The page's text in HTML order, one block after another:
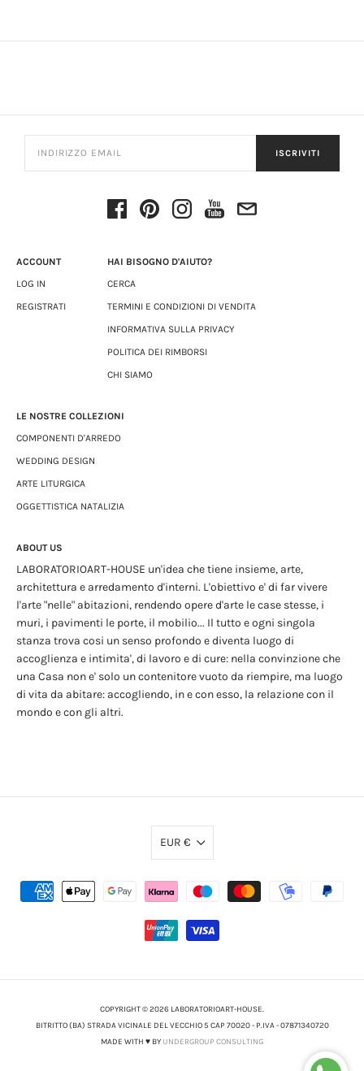
ISCRIVITI
ACCOUNT
LOG IN
REGISTRATI
HAI BISOGNO D'AIUTO?
CERCA
TERMINI E CONDIZIONI DI VENDITA
INFORMATIVA SULLA PRIVACY
POLITICA DEI RIMBORSI
CHI SIAMO
LE NOSTRE COLLEZIONI
COMPONENTI D'ARREDO
WEDDING DESIGN
ARTE LITURGICA
OGGETTISTICA NATALIZIA
ABOUT US
LABORATORIOART-HOUSE un'idea che tiene insieme, arte,
architettura e arredamento d'interni. L'obiettivo e' di far vivere
l'arte "nelle" abitazioni, rendendo opere d'arte le case stesse, i
muri, i pavimenti le porte, il mobilio... Il tutto e ogni singola
stanza trova cosi un senso profondo e diventa luogo di
accoglienza e intimita', di lavoro e di cure: nella convinzione che
una Casa non e' solo un contenitore vuoto da riempire, ma luogo
di vita da abitare: accogliendo, in e con esso, la relazione con il
mondo e con gli altri.
EUR €
COPYRIGHT © 2026 LABORATORIOART-HOUSE.
BITRITTO (BA) STRADA VICINALE DEL VECCHIO 5 CAP 70020 - P.IVA - 07871340720
MADE WITH ♥ BY UNDERGROUP CONSULTING